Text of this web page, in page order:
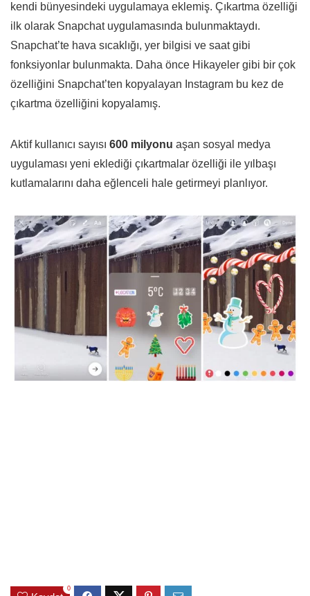
kendi bünyesindeki uygulamaya eklemiş. Çıkartma özelliği
ilk olarak Snapchat uygulamasında bulunmaktaydı.
Snapchat’te hava sıcaklığı, yer bilgisi ve saat gibi
fonksiyonlar bulunmakta. Daha önce Hikayeler gibi bir çok
özelliğini Snapchat’ten kopyalayan Instagram bu kez de
çıkartma özelliğini kopyalamış.
Aktif kullanıcı sayısı 600 milyonu aşan sosyal medya
uygulaması yeni eklediği çıkartmalar özelliği ile yılbaşı
kutlamalarını daha eğlenceli hale getirmeyi planlıyor.
0